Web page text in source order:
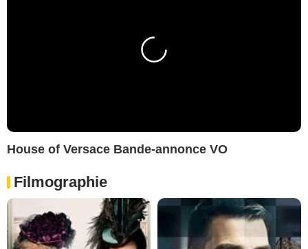
House of Versace Bande-annonce VO
Filmographie